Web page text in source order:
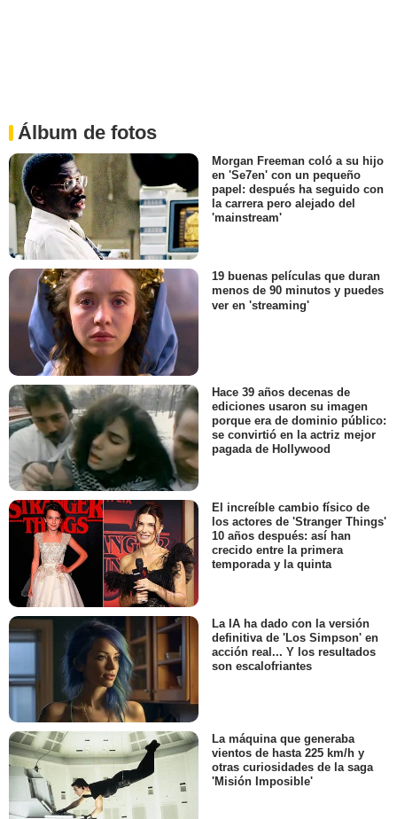
Álbum de fotos
Morgan Freeman coló a su hijo
en 'Se7en' con un pequeño
papel: después ha seguido con
la carrera pero alejado del
'mainstream'
19 buenas películas que duran
menos de 90 minutos y puedes
ver en 'streaming'
Hace 39 años decenas de
ediciones usaron su imagen
porque era de dominio público:
se convirtió en la actriz mejor
pagada de Hollywood
El increíble cambio físico de
los actores de 'Stranger Things'
10 años después: así han
crecido entre la primera
temporada y la quinta
La IA ha dado con la versión
definitiva de 'Los Simpson' en
acción real... Y los resultados
son escalofriantes
La máquina que generaba
vientos de hasta 225 km/h y
otras curiosidades de la saga
'Misión Imposible'